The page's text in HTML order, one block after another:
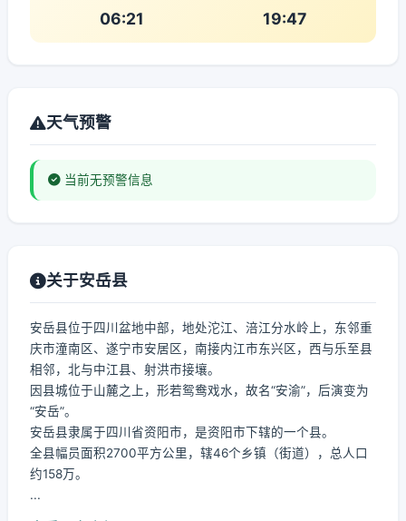
06:21 19:47
天气预警
当前无预警信息
关于安岳县
安岳县位于四川盆地中部，地处沱江、涪江分水岭上，东邻重
庆市潼南区、遂宁市安居区，南接内江市东兴区，西与乐至县
相邻，北与中江县、射洪市接壤。
因县城位于山麓之上，形若鸳鸯戏水，故名“安渝”，后演变为
“安岳”。
安岳县隶属于四川省资阳市，是资阳市下辖的一个县。
全县幅员面积2700平方公里，辖46个乡镇（街道），总人口
约158万。
...